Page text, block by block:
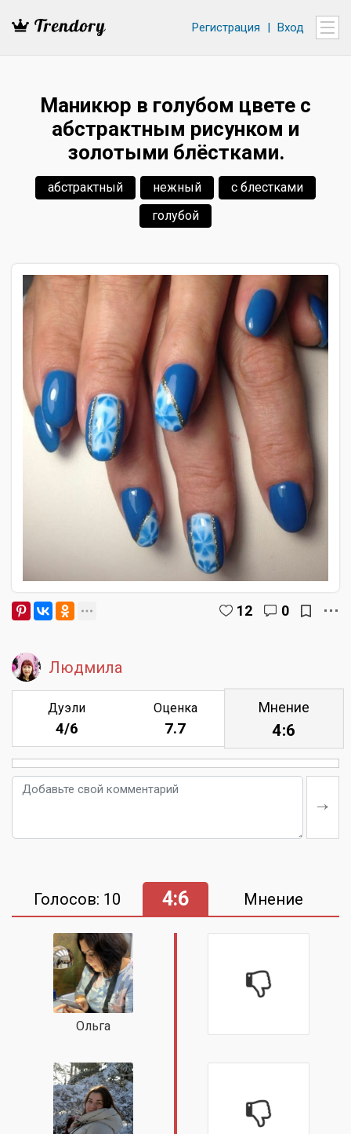
Регистрация | Вход
Маникюр в голубом цвете с
абстрактным рисунком и
золотыми блёстками.
абстрактный нежный
с блестками
голубой
12 0
Людмила
Дуэли
4/6
Оценка
7.7
Мнение
4:6
Голосов: 10 4:6 Мнение
Ольга